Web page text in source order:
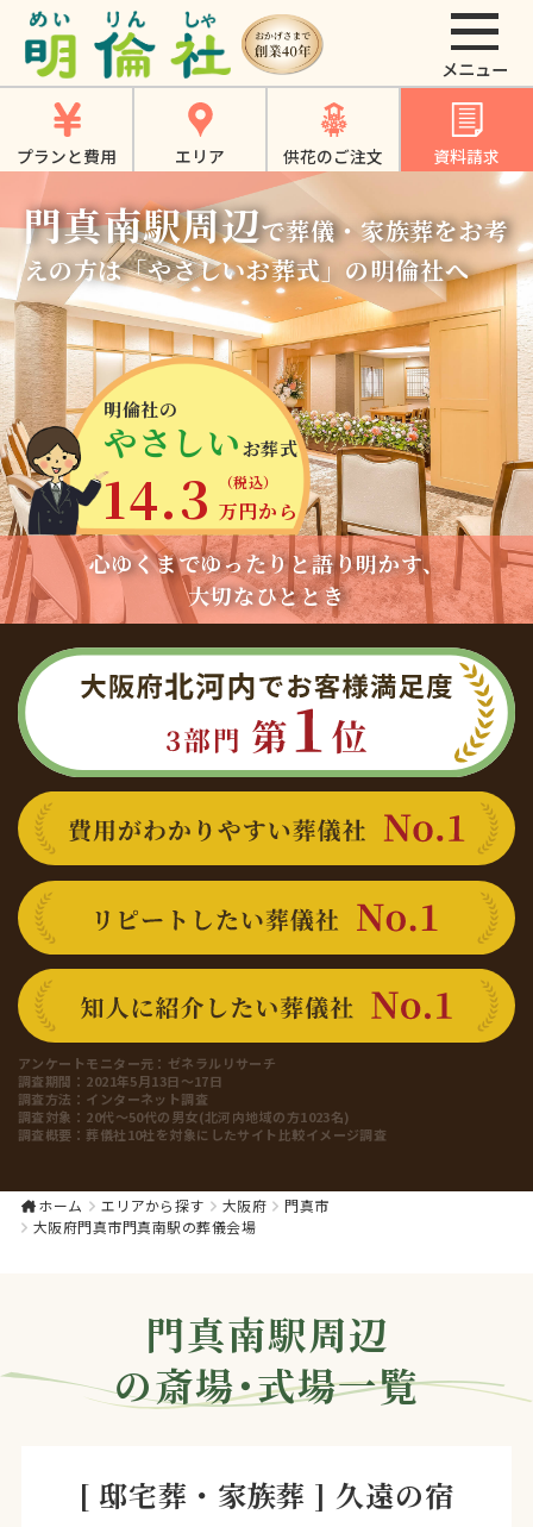
門真南駅 - 【公式】
大東市・寝屋川市・
四條畷市・門真市で
のお葬式、家族葬、
一日葬は《明倫社》
プランと費用 エリア 供花のご注文 資料請求
門真南駅周辺で葬儀・家族葬をお考
えの方は「やさしいお葬式」の明倫社へ
明倫社の
やさしいお葬式
14.3 （税込）
万円から
心ゆくまでゆったりと語り明かす、
大切なひととき
大阪府北河内でお客様満足度 3部門 第1位
費用がわかりやすい葬儀社 No.1
リピートしたい葬儀社 No.1
知人に紹介したい葬儀社 No.1
アンケートモニター元： ゼネラルリサーチ
調査期間： 2021年5月13日～17日
調査方法： インターネット調査
調査対象： 20代～50代の男女(北河内地域の方1023名)
調査概要：葬儀社10社を対象にしたサイト比較イメージ調査
ホーム エリアから探す 大阪府
門真市
大阪府門真市門真南駅の葬儀会場
門真南駅周辺
の斎場・式場一覧
[ 邸宅葬・家族葬 ] 久遠の宿